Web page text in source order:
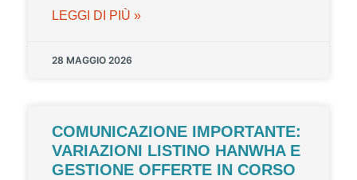
LEGGI DI PIÙ »
28 MAGGIO 2026
COMUNICAZIONE IMPORTANTE:
VARIAZIONI LISTINO HANWHA E
GESTIONE OFFERTE IN CORSO